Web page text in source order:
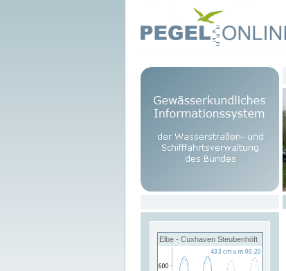
Elbe - Cuxhaven Steubenhöft